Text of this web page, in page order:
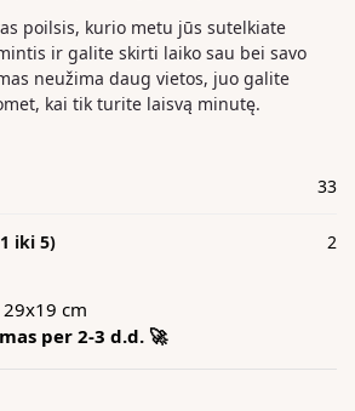
poilsis, kurio metu jūs sutelkiate
ir galite skirti laiko sau bei savo
neužima daug vietos, juo galite
kai tik turite laisvą minutę.
33
iki 5) 2
29x19 cm
per 2-3 d.d. 🚀